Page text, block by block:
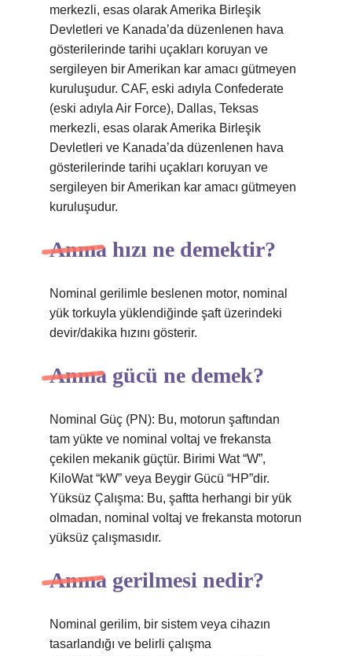
merkezli, esas olarak Amerika Birleşik
Devletleri ve Kanada’da düzenlenen hava
gösterilerinde tarihi uçakları koruyan ve
sergileyen bir Amerikan kar amacı gütmeyen
kuruluşudur. CAF, eski adıyla Confederate
(eski adıyla Air Force), Dallas, Teksas
merkezli, esas olarak Amerika Birleşik
Devletleri ve Kanada’da düzenlenen hava
gösterilerinde tarihi uçakları koruyan ve
sergileyen bir Amerikan kar amacı gütmeyen
kuruluşudur.
Anma hızı ne demektir?
Nominal gerilimle beslenen motor, nominal
yük torkuyla yüklendiğinde şaft üzerindeki
devir/dakika hızını gösterir.
Anma gücü ne demek?
Nominal Güç (PN): Bu, motorun şaftından
tam yükte ve nominal voltaj ve frekansta
çekilen mekanik güçtür. Birimi Wat “W”,
KiloWat “kW” veya Beygir Gücü “HP”dir.
Yüksüz Çalışma: Bu, şaftta herhangi bir yük
olmadan, nominal voltaj ve frekansta motorun
yüksüz çalışmasıdır.
Anma gerilmesi nedir?
Nominal gerilim, bir sistem veya cihazın
tasarlandığı ve belirli çalışma